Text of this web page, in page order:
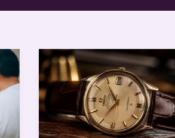
Montre
automatique
vintage
choisir
un
modèle